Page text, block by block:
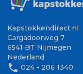
Kapstokkendirect.nl
Cargadoorweg 7
6541 BT Nijmegen
Nederland
phone 024 - 206 1340